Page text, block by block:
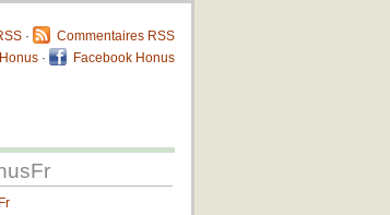
·
Commentaires RSS
· Facebook Honus